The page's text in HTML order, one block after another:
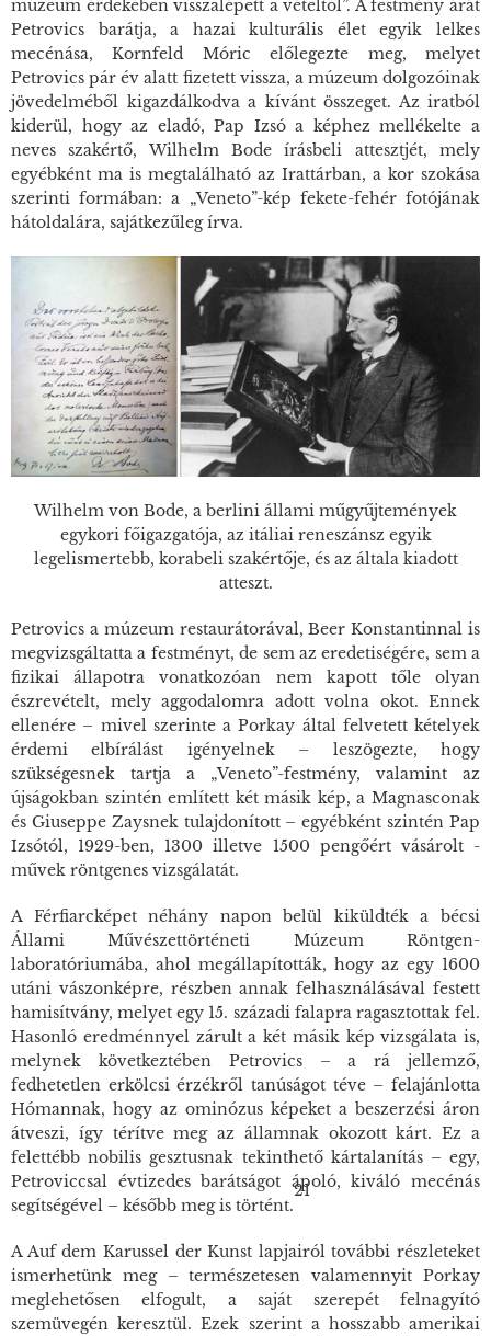
múzeum érdekében visszalépett a vételtől”. A festmény árát
Petrovics barátja, a hazai kulturális élet egyik lelkes
mecénása, Kornfeld Móric előlegezte meg, melyet
Petrovics pár év alatt fizetett vissza, a múzeum dolgozóinak
jövedelméből kigazdálkodva a kívánt összeget. Az iratból
kiderül, hogy az eladó, Pap Izsó a képhez mellékelte a
neves szakértő, Wilhelm Bode írásbeli attesztjét, mely
egyébként ma is megtalálható az Irattárban, a kor szokása
szerinti formában: a „Veneto”-kép fekete-fehér fotójának
hátoldalára, sajátkezűleg írva.
Wilhelm von Bode, a berlini állami műgyűjtemények
egykori főigazgatója, az itáliai reneszánsz egyik
legelismertebb, korabeli szakértője, és az általa kiadott
atteszt.
Petrovics a múzeum restaurátorával, Beer Konstantinnal is
megvizsgáltatta a festményt, de sem az eredetiségére, sem a
fizikai állapotra vonatkozóan nem kapott tőle olyan
észrevételt, mely aggodalomra adott volna okot. Ennek
ellenére – mivel szerinte a Porkay által felvetett kételyek
érdemi elbírálást igényelnek – leszögezte, hogy
szükségesnek tartja a „Veneto”-festmény, valamint az
újságokban szintén említett két másik kép, a Magnasconak
és Giuseppe Zaysnek tulajdonított – egyébként szintén Pap
Izsótól, 1929-ben, 1300 illetve 1500 pengőért vásárolt -
művek röntgenes vizsgálatát.
A Férfiarcképet néhány napon belül kiküldték a bécsi
Állami Művészettörténeti Múzeum Röntgen-
laboratóriumába, ahol megállapították, hogy az egy 1600
utáni vászonképre, részben annak felhasználásával festett
hamisítvány, melyet egy 15. századi falapra ragasztottak fel.
Hasonló eredménnyel zárult a két másik kép vizsgálata is,
melynek következtében Petrovics – a rá jellemző,
fedhetetlen erkölcsi érzékről tanúságot téve – felajánlotta
Hómannak, hogy az ominózus képeket a beszerzési áron
átveszi, így térítve meg az államnak okozott kárt. Ez a
felettébb nobilis gesztusnak tekinthető kártalanítás – egy,
Petroviccsal évtizedes barátságot ápoló, kiváló mecénás
segítségével – később meg is történt.
21
A Auf dem Karussel der Kunst lapjairól további részleteket
ismerhetünk meg – természetesen valamennyit Porkay
meglehetősen elfogult, a saját szerepét felnagyító
szemüvegén keresztül. Ezek szerint a hosszabb amerikai